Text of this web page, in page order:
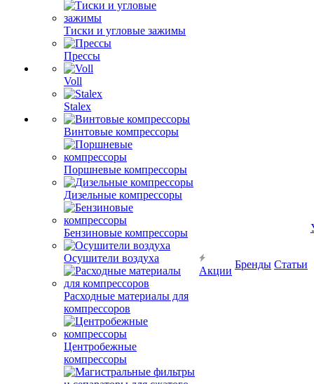
Тиски и угловые зажимы
Прессы
Voll
Stalex
Винтовые компрессоры
Поршневые компрессоры
Дизельные компрессоры
Бензиновые компрессоры
Осушители воздуха
Расходные материалы для
компрессоров
Центробежные
компрессоры
Акции
Бренды Статьи